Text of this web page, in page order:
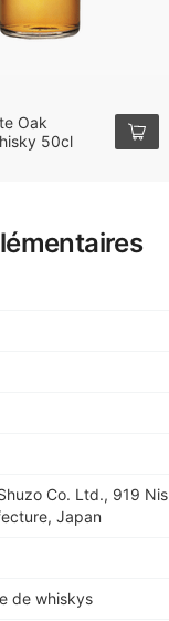
Co. Ltd., 919
Japan
de whiskys
Oak
50cl